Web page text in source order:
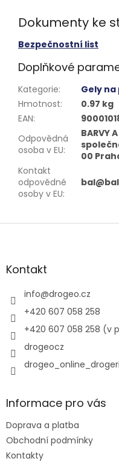
Dokumenty ke
Bezpečnostní list
Doplňkové
Kategorie:
Gely
Hmotnost:
0.97 kg
EAN:
Odpovědná
osoba v EU:
BARVY
00
Kontakt
odpovědné
osoby v EU:
Z
aKontakt
info@drogeo.cz
+420 607 058 258
+420 607 058 258 (v
drogeocz
Informace pro vás
Doprava a platba
Obchodní podmínky
Kontakty